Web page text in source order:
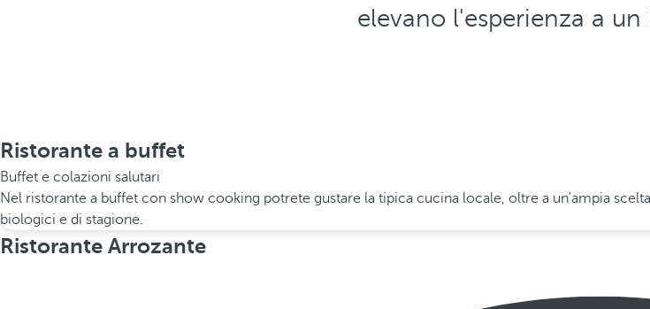
elevano l'esperienza a
Ristorante a buffet
Buffet e colazioni salutari
Nel ristorante a buffet con show cooking potrete gustare la tipica cucina locale, oltre a un'ampia
biologici e di stagione.
Ristorante Arrozante